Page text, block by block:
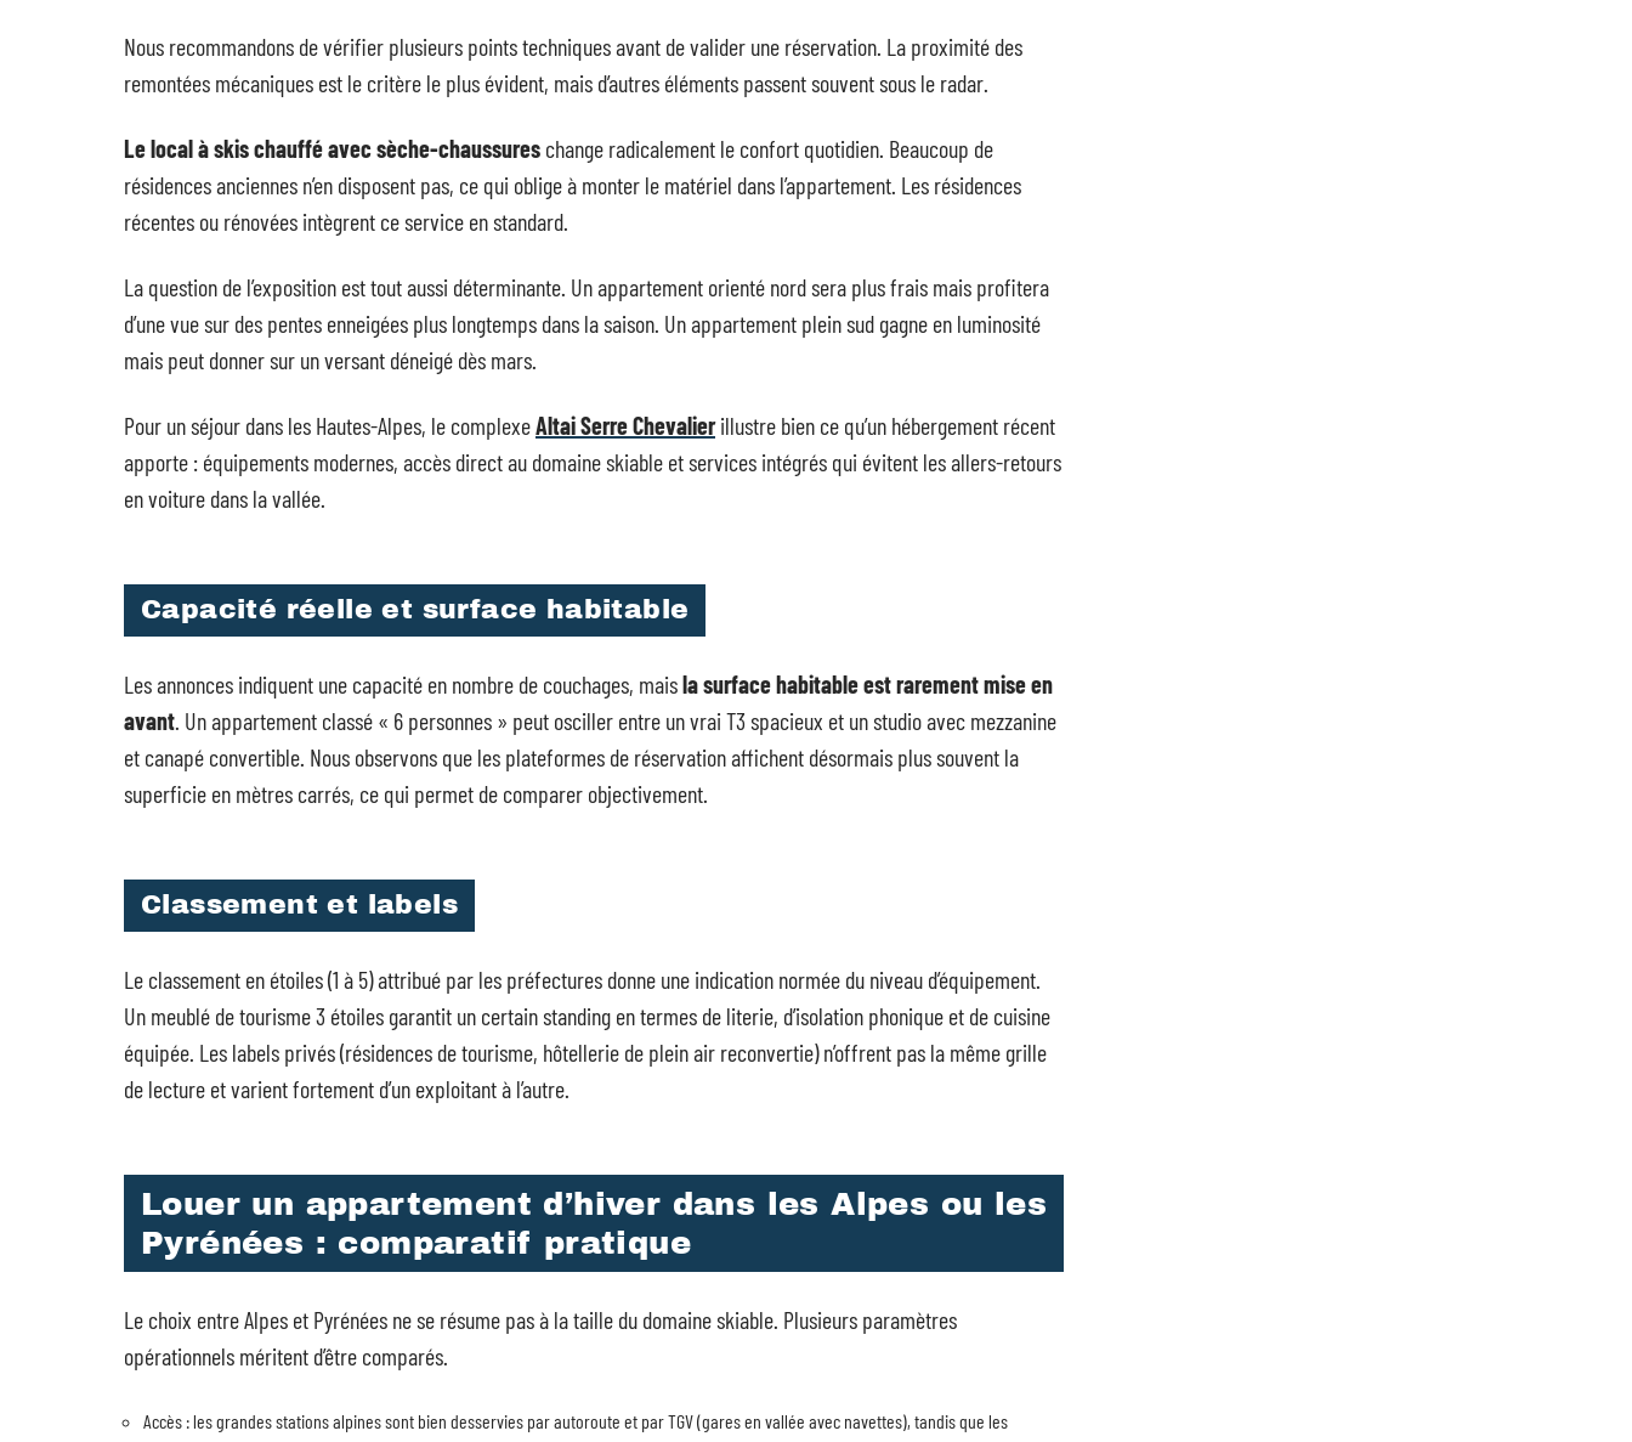
Nous recommandons de vérifier plusieurs points techniques avant de valider une réservation. La proximité des
remontées mécaniques est le critère le plus évident, mais d’autres éléments passent souvent sous le radar.
Le local à skis chauffé avec sèche-chaussures change radicalement le confort quotidien. Beaucoup de
résidences anciennes n’en disposent pas, ce qui oblige à monter le matériel dans l’appartement. Les résidences
récentes ou rénovées intègrent ce service en standard.
La question de l’exposition est tout aussi déterminante. Un appartement orienté nord sera plus frais mais profitera
d’une vue sur des pentes enneigées plus longtemps dans la saison. Un appartement plein sud gagne en luminosité
mais peut donner sur un versant déneigé dès mars.
Pour un séjour dans les Hautes-Alpes, le complexeAltai Serre Chevalierillustre bien ce qu’un hébergement récent
apporte : équipements modernes, accès direct au domaine skiable et services intégrés qui évitent les allers-retours
en voiture dans la vallée.
Capacité réelle et surface habitable
Les annonces indiquent une capacité en nombre de couchages, maisla surface habitable est rarement mise en
avant. Un appartement classé « 6 personnes » peut osciller entre un vrai T3 spacieux et un studio avec mezzanine
et canapé convertible. Nous observons que les plateformes de réservation affichent désormais plus souvent la
superficie en mètres carrés, ce qui permet de comparer objectivement.
Classement et labels
Le classement en étoiles (1 à 5) attribué par les préfectures donne une indication normée du niveau d’équipement.
Un meublé de tourisme 3 étoiles garantit un certain standing en termes de literie, d’isolation phonique et de cuisine
équipée. Les labels privés (résidences de tourisme, hôtellerie de plein air reconvertie) n’offrent pas la même grille
de lecture et varient fortement d’un exploitant à l’autre.
Louer un appartement d’hiver dans les Alpes ou les
Pyrénées : comparatif pratique
Le choix entre Alpes et Pyrénées ne se résume pas à la taille du domaine skiable. Plusieurs paramètres
opérationnels méritent d’être comparés.
Accès : les grandes stations alpines sont bien desservies par autoroute et par TGV (gares en vallée avec navettes), tandis que les